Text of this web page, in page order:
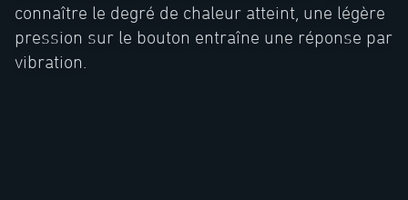
connaître le degré de chaleur atteint, une légère
pression sur le bouton entraîne une réponse par
vibration.